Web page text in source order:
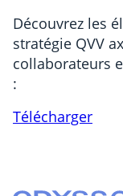
Découvrez les
stratégie QVV
collaborateurs
: ​
Télécharger